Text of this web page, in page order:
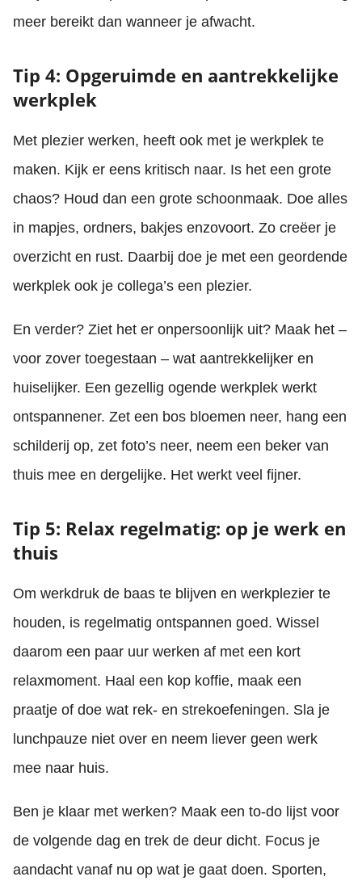
meer bereikt dan wanneer je afwacht.
Tip 4: Opgeruimde en aantrekkelijke
werkplek
Met plezier werken, heeft ook met je werkplek te
maken. Kijk er eens kritisch naar. Is het een grote
chaos? Houd dan een grote schoonmaak. Doe alles
in mapjes, ordners, bakjes enzovoort. Zo creëer je
overzicht en rust. Daarbij doe je met een geordende
werkplek ook je collega’s een plezier.
En verder? Ziet het er onpersoonlijk uit? Maak het –
voor zover toegestaan – wat aantrekkelijker en
huiselijker. Een gezellig ogende werkplek werkt
ontspannener. Zet een bos bloemen neer, hang een
schilderij op, zet foto’s neer, neem een beker van
thuis mee en dergelijke. Het werkt veel fijner.
Tip 5: Relax regelmatig: op je werk en
thuis
Om werkdruk de baas te blijven en werkplezier te
houden, is regelmatig ontspannen goed. Wissel
daarom een paar uur werken af met een kort
relaxmoment. Haal een kop koffie, maak een
praatje of doe wat rek- en strekoefeningen. Sla je
lunchpauze niet over en neem liever geen werk
mee naar huis.
Ben je klaar met werken? Maak een to-do lijst voor
de volgende dag en trek de deur dicht. Focus je
aandacht vanaf nu op wat je gaat doen. Sporten,